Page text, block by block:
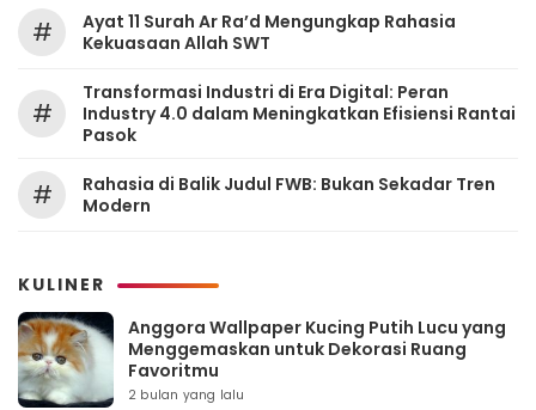
#
Ayat 11 Surah Ar Ra’d Mengungkap Rahasia
Kekuasaan Allah SWT
#
Transformasi Industri di Era Digital: Peran
Industry 4.0 dalam Meningkatkan Efisiensi Rantai
Pasok
#
Rahasia di Balik Judul FWB: Bukan Sekadar Tren
Modern
KULINER
Anggora Wallpaper Kucing Putih Lucu yang
Menggemaskan untuk Dekorasi Ruang
Favoritmu
2 bulan yang lalu